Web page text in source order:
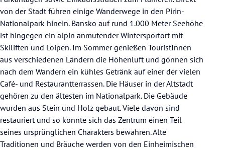
von der Stadt führen einige Wanderwege in den Pirin-
Nationalpark hinein. Bansko auf rund 1.000 Meter Seehöhe
ist hingegen ein alpin anmutender Wintersportort mit
Skiliften und Loipen. Im Sommer genießen TouristInnen
aus verschiedenen Ländern die Höhenluft und gönnen sich
nach dem Wandern ein kühles Getränk auf einer der vielen
Café- und Restaurantterrassen. Die Häuser in der Altstadt
gehören zu den ältesten im Nationalpark. Die Gebäude
wurden aus Stein und Holz gebaut. Viele davon sind
restauriert und so konnte sich das Zentrum einen Teil
seines ursprünglichen Charakters bewahren. Alte
Traditionen und Bräuche werden von den Einheimischen